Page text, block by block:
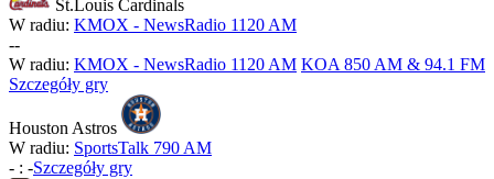
St.Louis Cardinals
W radiu: KMOX - NewsRadio 1120 AM
--
W radiu: KMOX - NewsRadio 1120 AM KOA 850 AM & 94.1 FM
Szczegóły gry
Houston Astros
W radiu: SportsTalk 790 AM
- : -Szczegóły gry